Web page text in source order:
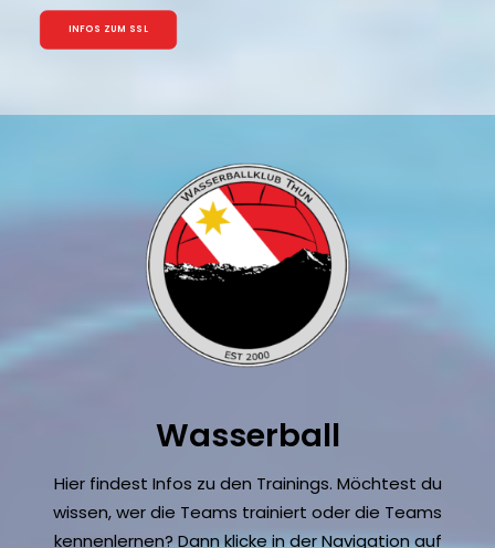
INFOS ZUM SSL
Wasserball
Hier findest Infos zu den Trainings. Möchtest du
wissen, wer die Teams trainiert oder die Teams
kennenlernen? Dann klicke in der Navigation auf